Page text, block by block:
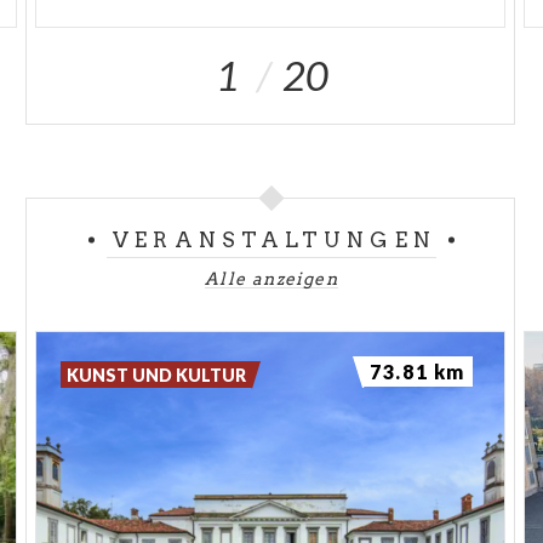
Palazzo dei Camerlenghi (Wohnsitz des für die
Munition zuständigen Oberaufsehers, der für die
Kanonengießerei auf dem Platz verantwortlich
war) kann man die erhöhten, eleganten dreibogigen
zeugen, die die gesamte Hausfassade einnahm.
Gegenüber vom Neuen Dom kann man ein in das
Gebäudemauerwerk eingemauerte kleine
Rundschild mit dem Kopf Johannes des Täufers
bewundern – es handelt sich um die letzten
Überreste einer Taufkapelle, die hier 615 errichtet
und dann 1625 zerstört wurde. File: Audioguide
Paolo VI Platz 1.mp3 Audioguide Paolo VI Platz
2.mp3 Audioguide Broletto 1.mp3 Audioguide
Broletto 2.mp3 Audioguide Broletto 3.mp3
Audioguide Broletto 4.mp3 Audioguide Broletto
1 20
VERANSTALTUNGEN
Alle anzeigen
KUNST UND KULTUR 73.81 km